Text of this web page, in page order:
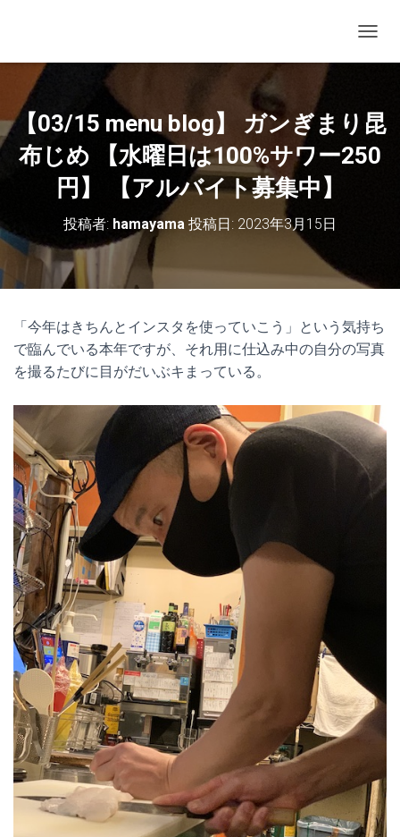
【03/15 menu blog】 ガンぎまり昆
布じめ 【水曜日は100%サワー250
円】 【アルバイト募集中】
投稿者: hamayama 投稿日: 2023年3月15日
「今年はきちんとインスタを使っていこう」という気持ち
で臨んでいる本年ですが、それ用に仕込み中の自分の写真
を撮るたびに目がだいぶキまっている。